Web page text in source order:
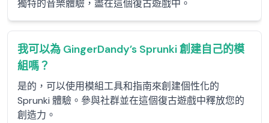
獨特的音樂體驗，盡在這個復古遊戲中。
我可以為 GingerDandy’s Sprunki 創建自己的模
組嗎？
是的，可以使用模組工具和指南來創建個性化的
Sprunki 體驗。參與社群並在這個復古遊戲中釋放您的
創造力。